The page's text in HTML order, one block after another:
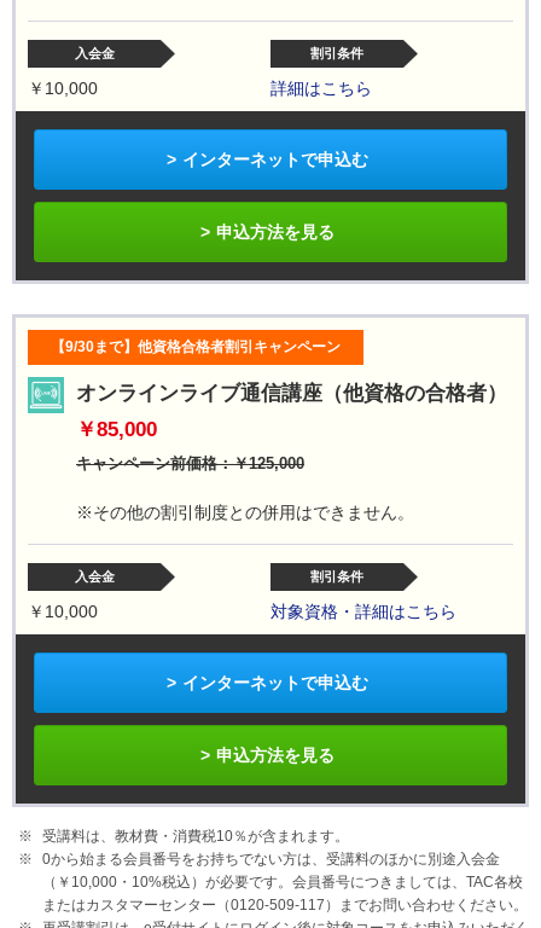
入会金
￥10,000
割引条件
詳細はこちら
インターネットで申込む
申込方法を見る
【9/30まで】他資格合格者割引キャンペーン
オンラインライブ通信講座（他資格の合格者）
￥85,000
キャンペーン前価格：￥125,000
※その他の割引制度との併用はできません。
入会金
￥10,000
割引条件
対象資格・詳細はこちら
インターネットで申込む
申込方法を見る
受講料は、教材費・消費税10％が含まれます。
0から始まる会員番号をお持ちでない方は、受講料のほかに別途入会金
（￥10,000・ 10%税込）が必要です。会員番号につきましては、TAC各校
またはカスタマーセンター（0120-509-117）までお問い合わせください。